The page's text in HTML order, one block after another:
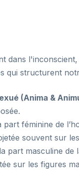
dans
qui structurent
(Anima &
féminine de
souvent sur
part masculine de
sur les figures